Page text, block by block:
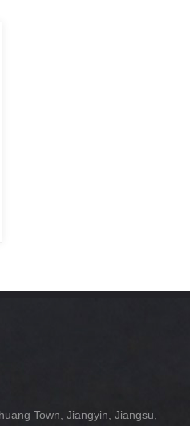
Town, Jiangyin, Jiangsu,